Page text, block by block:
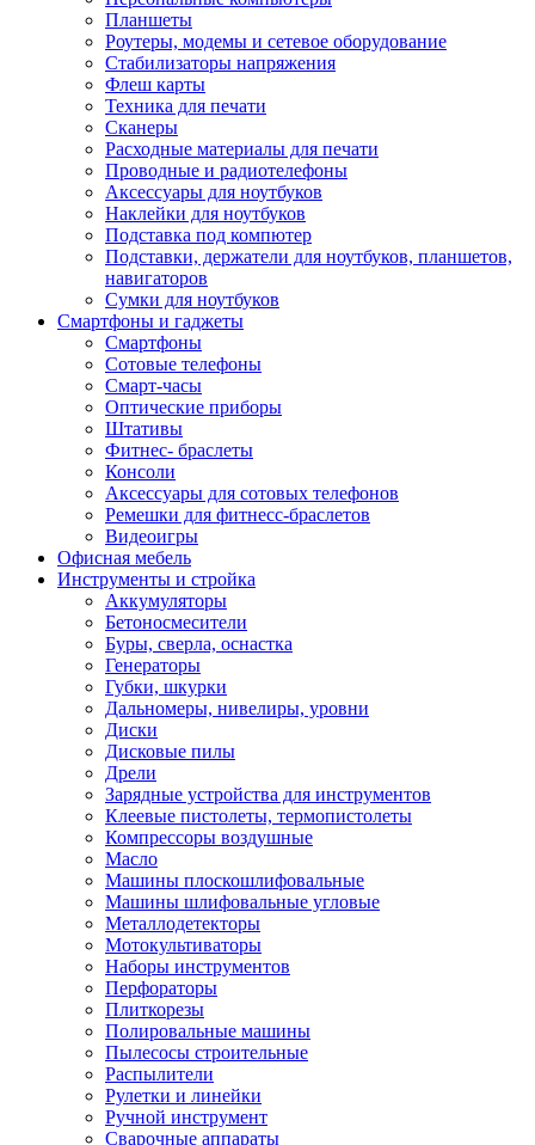
Планшеты
Роутеры, модемы и сетевое оборудование
Стабилизаторы напряжения
Флеш карты
Техника для печати
Сканеры
Расходные материалы для печати
Проводные и радиотелефоны
Аксессуары для ноутбуков
Наклейки для ноутбуков
Подставка под компютер
Подставки, держатели для ноутбуков, планшетов,
навигаторов
Сумки для ноутбуков
Смартфоны и гаджеты
Смартфоны
Сотовые телефоны
Смарт-часы
Оптические приборы
Штативы
Фитнес- браслеты
Консоли
Аксессуары для сотовых телефонов
Ремешки для фитнесс-браслетов
Видеоигры
Офисная мебель
Инструменты и стройка
Аккумуляторы
Бетоносмесители
Буры, сверла, оснастка
Генераторы
Губки, шкурки
Дальномеры, нивелиры, уровни
Диски
Дисковые пилы
Дрели
Зарядные устройства для инструментов
Клеевые пистолеты, термопистолеты
Компрессоры воздушные
Масло
Машины плоскошлифовальные
Машины шлифовальные угловые
Металлодетекторы
Мотокультиваторы
Наборы инструментов
Перфораторы
Плиткорезы
Полировальные машины
Пылесосы строительные
Распылители
Рулетки и линейки
Ручной инструмент
Сварочные аппараты